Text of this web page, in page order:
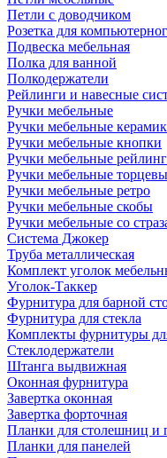
Петли с доводчиком
Розетка для
Подвеска мебельная
Полка для ванной
Полкодержатели
Рейлинги и навесные
Ручки мебельные
Ручки мебельные
Ручки мебельные кнопки
Ручки мебельные рейлинг
Ручки мебельные
Ручки мебельные ретро
Ручки мебельные скобы
Ручки мебельные со
Система Джокер
Труба металлическая
Комплект уголок
Уголок-Таккер
Фурнитура для барной
Фурнитура для стекла
Комплекты фурнитуры
Стеклодержатели
Штанга выдвижная
Оконная фурнитура
Завертка оконная
Завертка форточная
Планки для столешниц и
Планки для панелей